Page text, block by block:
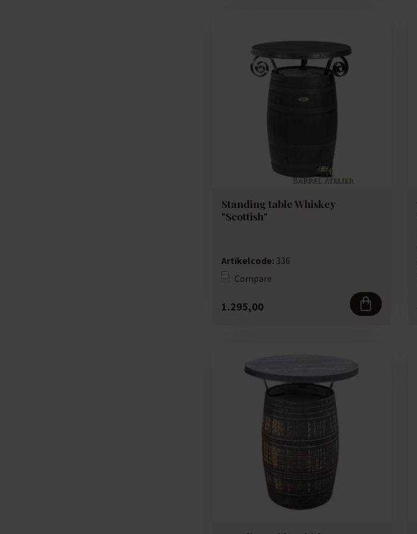
Standing table Whiskey
"Scottish"
Artikelcode: 336
Compare
1.295,00